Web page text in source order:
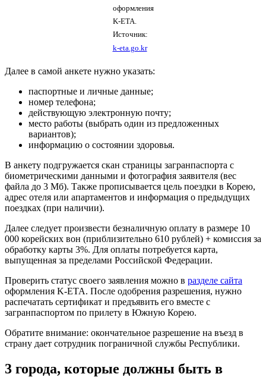
оформления
K-ETA.
Источник:
k-eta.go.kr
Далее в самой анкете нужно указать:
паспортные и личные данные;
номер телефона;
действующую электронную почту;
место работы (выбрать один из предложенных
вариантов);
информацию о состоянии здоровья.
В анкету подгружается скан страницы загранпаспорта с
биометрическими данными и фотография заявителя (вес
файла до 3 Мб). Также прописывается цель поездки в Корею,
адрес отеля или апартаментов и информация о предыдущих
поездках (при наличии).
Далее следует произвести безналичную оплату в размере 10
000 корейских вон (приблизительно 610 рублей) + комиссия за
обработку карты 3%. Для оплаты потребуется карта,
выпущенная за пределами Российской Федерации.
Проверить статус своего заявления можно в разделе сайта
оформления K-ETA. После одобрения разрешения, нужно
распечатать сертификат и предъявить его вместе с
загранпаспортом по прилету в Южную Корею.
Обратите внимание: окончательное разрешение на въезд в
страну дает сотрудник пограничной службы Республики.
3 города, которые должны быть в